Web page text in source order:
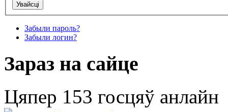
Забыли пароль?
Забыли логин?
Зараз на сайце
Цяпер 153 госцяў анлайн